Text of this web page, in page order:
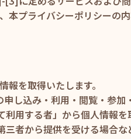
本プライバシーポリシーの
報を取得いたします。
し込み・利用・閲覧・参
用する者」から個人情報を
者から提供を受ける場合な